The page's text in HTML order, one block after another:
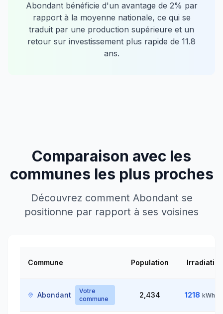
Abondantbénéficie d'un avantage de 2% par
rapport à la moyenne nationale, ce qui se
traduit par une production supérieure et un
retour sur investissement plus rapide de 11.8
ans.
Comparaison avec les
communes les plus proches
Découvrez comment Abondantse
positionne par rapport à ses voisines
Commune Population Irradiation
Abondant
Votre
commune
2,434 1218 kWh/